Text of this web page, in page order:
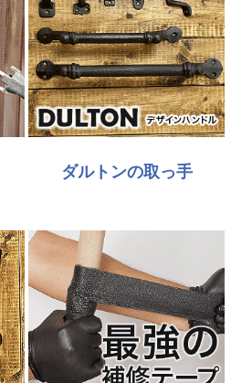
ダルトンの取っ手